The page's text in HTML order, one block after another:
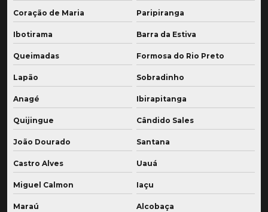
Coração de Maria Paripiranga
Ibotirama Barra da Estiva
Queimadas Formosa do Rio Preto
Lapão Sobradinho
Anagé Ibirapitanga
Quijingue Cândido Sales
João Dourado Santana
Castro Alves Uauá
Miguel Calmon Iaçu
Maraú Alcobaça